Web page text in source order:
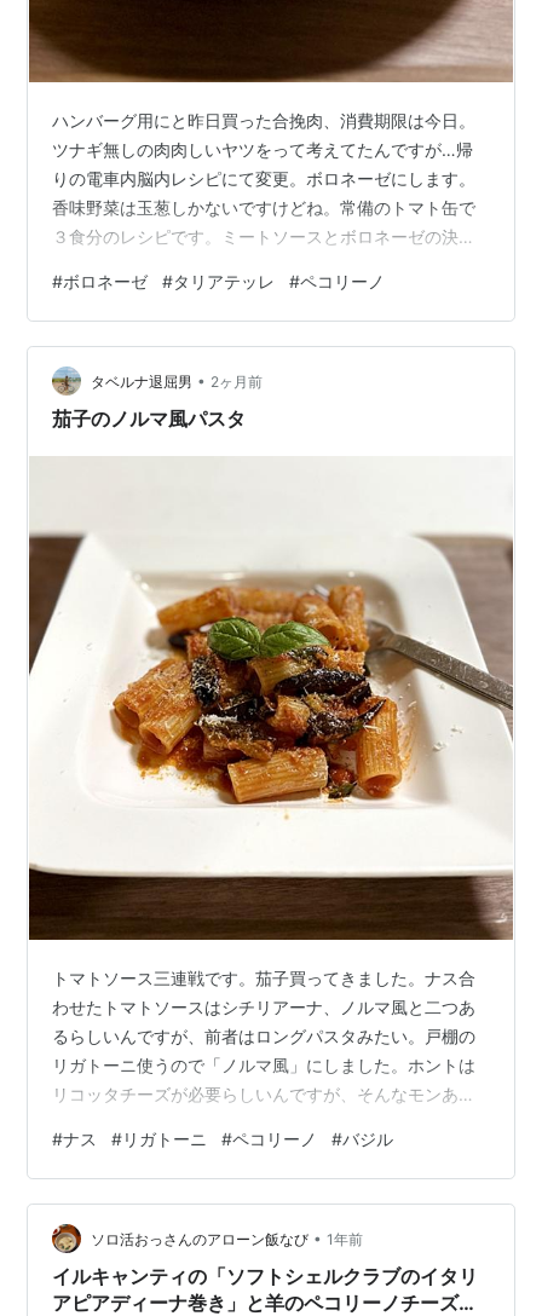
ハンバーグ用にと昨日買った合挽肉、消費期限は今日。
ツナギ無しの肉肉しいヤツをって考えてたんですが…帰
りの電車内脳内レシピにて変更。ボロネーゼにします。
香味野菜は玉葱しかないですけどね。常備のトマト缶で
３食分のレシピです。ミートソースとボロネーゼの決定
脇役です。刻んだ玉葱は1/2個。弱火できつね色まで炒め
ます。同時進行で挽肉はバンバン火を入れて焼き付けま
す。 焦げ目ついた挽肉、玉葱、缶詰のホールトマト半分
で煮込んでいきます。肉炒めたフライパン、赤ワインで
旨みこそげ落として、ローリエ、ナツメグ効かせます。
#ボロネーゼ #タリアテッレ #ペコリーノ
タベルナ退屈男 • 2ヶ月前
茄子のノルマ風パスタ
トマトソース三連戦です。茄子買ってきました。ナス合
わせたトマトソースはシチリアーナ、ノルマ風と二つあ
るらしいんですが、前者はロングパスタみたい。戸棚の
リガトーニ使うので「ノルマ風」にしました。ホントは
リコッタチーズが必要らしいんですが、そんなモンある
作ります。フツーのサラダ油で揚げ焼きです。 ベランダ
でモギってきたバジル、あと、先輩からいただいた「赤
ニンニク＠船橋」使います。ピッコロぺぺは1.5個使い。
ペコリーノ、細か目に削って掛けてみました。昨日に引
き続き、チョー美味しいです。何だろ？特別なコト何も
やってないんですが。バジルで締めたシャー…
#ナス #リガトーニ #ペコリーノ #バジル
ソロ活おっさんのアローン飯なび • 1年前
イルキャンティの「ソフトシェルクラブのイタリ
アピアディーナ巻き」と羊のペコリーノチーズを